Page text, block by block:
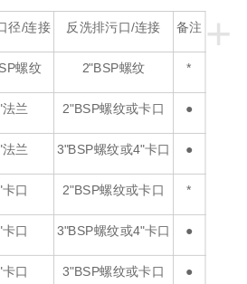
+
径/连接 反洗排污口/连接 备注
螺纹 2"BSP螺纹 *
法兰 2"BSP螺纹或卡口 ●
法兰 3"BSP螺纹或4"卡口 ●
卡口 2"BSP螺纹或卡口 *
卡口 3"BSP螺纹或4"卡口 ●
卡口 3"BSP螺纹或卡口 ●